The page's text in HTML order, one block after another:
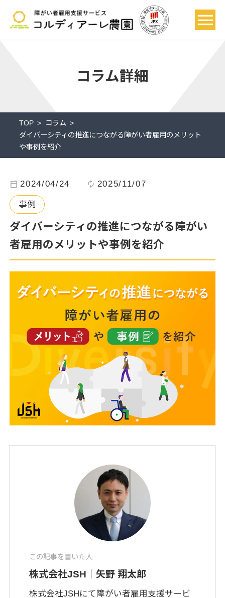
コラム詳細
TOP
コラム
ダイバーシティの推進につながる障がい者雇用のメリット
や事例を紹介
calendar_today 2024/04/24 autorenew 2025/11/07
事例
ダイバーシティの推進につながる障がい
者雇用のメリットや事例を紹介
この記事を書いた人
株式会社JSH｜矢野 翔太郎
株式会社JSHにて障がい者雇用支援サービ